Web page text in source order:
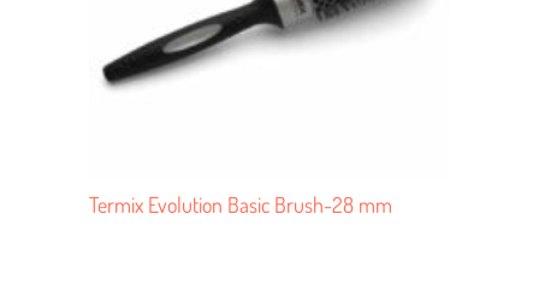
Termix Evolution Basic Brush-28 mm